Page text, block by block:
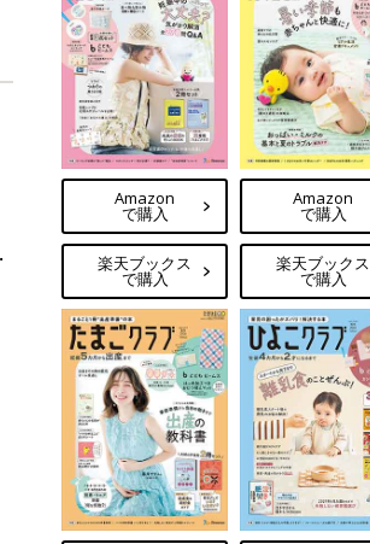
Amazon
で購入
楽天ブックス
で購入
Amazon
で購入
楽天ブックス
で購入